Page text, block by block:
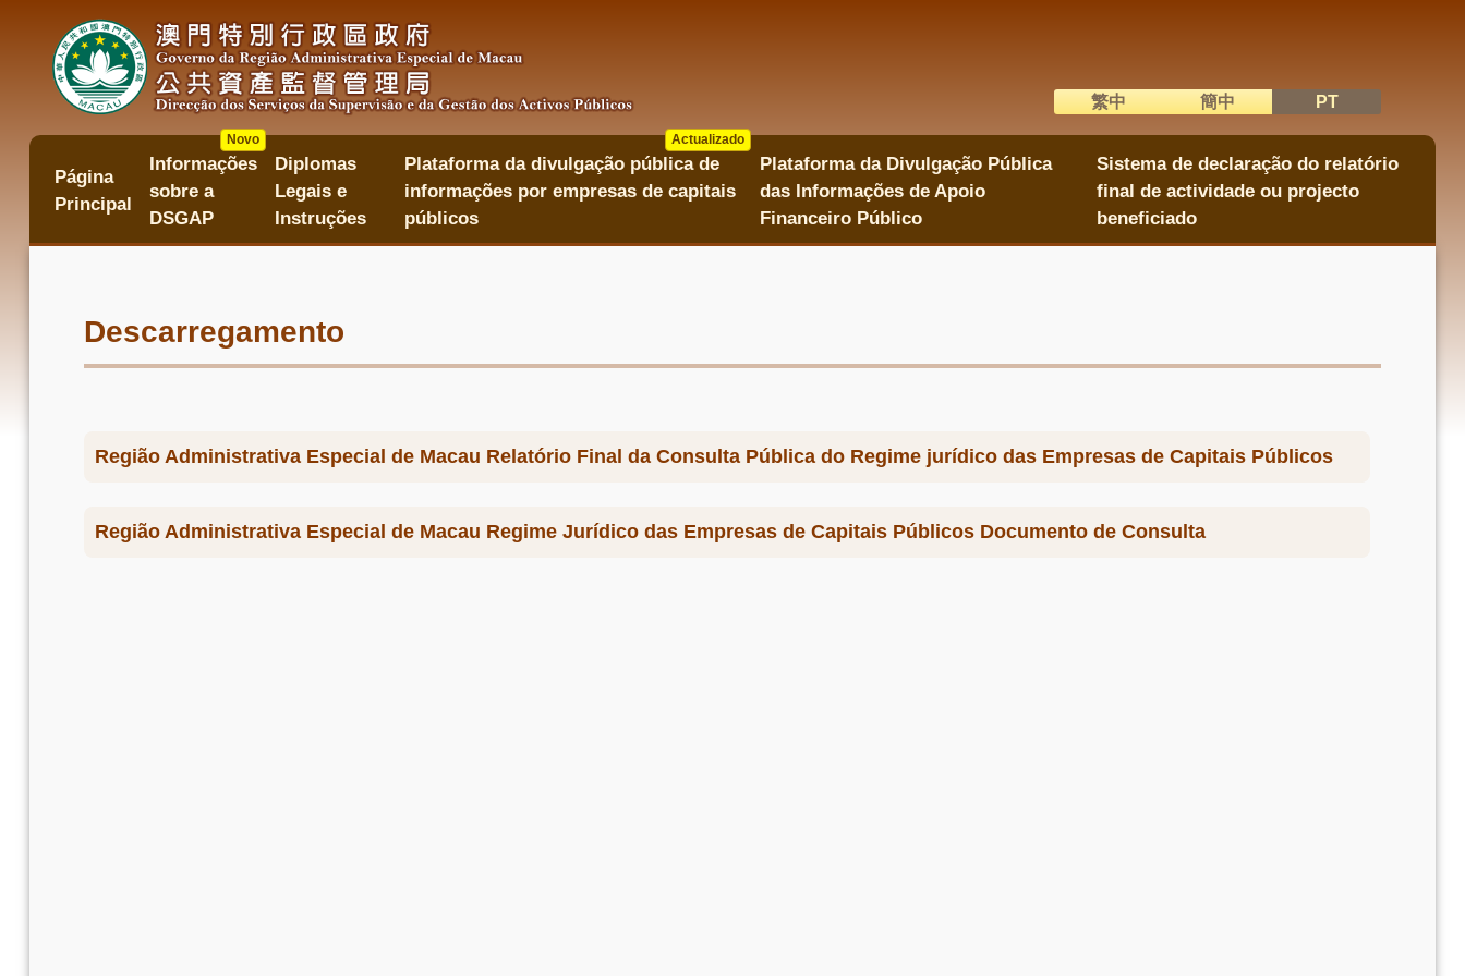
conteúdo
語系切換
繁中 簡中 PT
Página
Principal
Informações
sobre a
DSGAP
Novo
Diplomas
Legais e
Instruções
Plataforma da divulgação pública de
informações por empresas de capitais
públicos
Actualizado
Plataforma da Divulgação Pública
das Informações de Apoio
Financeiro Público
Sistema de declaração do relatório
final de actividade ou projecto
beneficiado
Descarregamento
Região Administrativa Especial de Macau Relatório Final da Consulta Pública do Regime jurídico das Empresas de Capitais Públicos
Região Administrativa Especial de Macau Regime Jurídico das Empresas de Capitais Públicos Documento de Consulta